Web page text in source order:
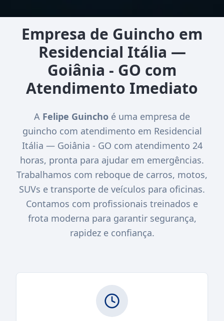
Empresa de Guincho em
Residencial Itália —
Goiânia - GO com
Atendimento Imediato
A Felipe Guincho é uma empresa de
guincho com atendimento em Residencial
Itália — Goiânia - GO com atendimento 24
horas, pronta para ajudar em emergências.
Trabalhamos com reboque de carros, motos,
SUVs e transporte de veículos para oficinas.
Contamos com profissionais treinados e
frota moderna para garantir segurança,
rapidez e confiança.